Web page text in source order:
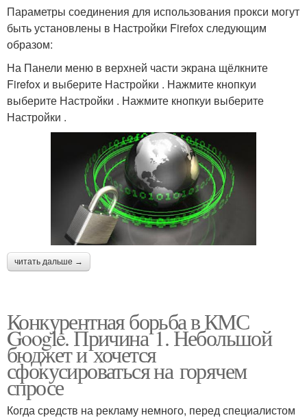
Параметры соединения для использования прокси могут
быть установлены в Настройки Firefox следующим
образом:
На Панели меню в верхней части экрана щёлкните
Firefox и выберите Настройки . Нажмите кнопкуи
выберите Настройки . Нажмите кнопкуи выберите
Настройки .
читать дальше →
Конкурентная борьба в КМС
Google. Причина 1. Небольшой
бюджет и хочется
сфокусироваться на горячем
спросе
Когда средств на рекламу немного, перед специалистом